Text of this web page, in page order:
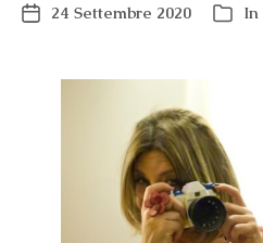
24 Settembre 2020 In